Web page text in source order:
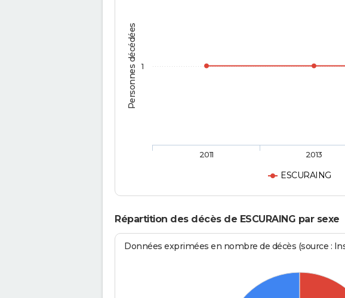
Personnes décédées
ESCURAING
2011 2013
1
Répartition des décès de ESCURAING par sexe
Données exprimées en nombre de décès (source :